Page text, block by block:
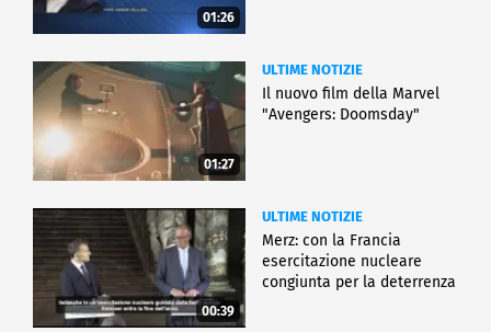
01:26
01:27
ULTIME NOTIZIE
Il nuovo film della Marvel
"Avengers: Doomsday"
00:39
ULTIME NOTIZIE
Merz: con la Francia
esercitazione nucleare
congiunta per la deterrenza